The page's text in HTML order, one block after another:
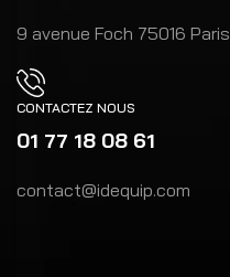
9 avenue Foch 75016 Paris
CONTACTEZ NOUS
01 77 18 08 61
contact@idequip.com